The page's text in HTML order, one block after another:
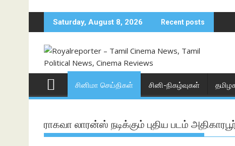
content
Saturday, August 8, 2026 Recent posts
சினிமா செய்திகள் சினி-நிகழ்வுகள்
ராகவா லாரன்ஸ் நடிக்கும் புதிய படம்